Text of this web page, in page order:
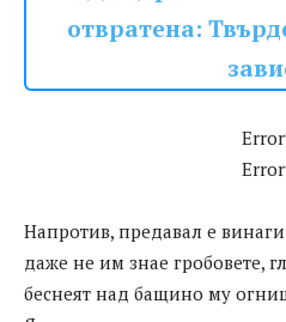
отвратена:
Напротив, предавал е
даже не им знае гробовете,
беснеят над бащино му